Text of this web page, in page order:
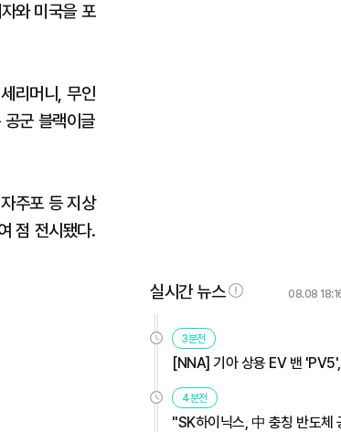
와 미국을 포
리머니, 무인
군 블랙이글
주포 등 지상
점 전시됐다.
실시간 뉴스 08.08
3분전
[NNA] 기아 상용 EV 밴 'PV5',
4분전
"SK하이닉스, 中 충칭 반도체